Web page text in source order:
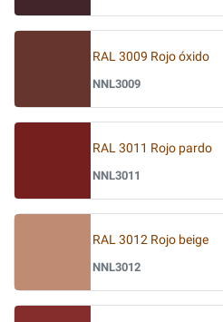
RAL 3009 Rojo óxido
NNL3009
RAL 3011 Rojo pardo
NNL3011
RAL 3012 Rojo beige
NNL3012